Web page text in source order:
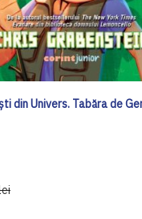
din Univers. Tabăra de